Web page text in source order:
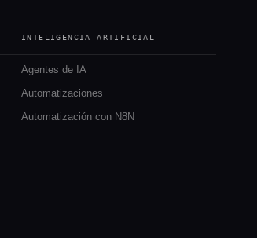
INTELIGENCIA ARTIFICIAL
Agentes de IA
Automatizaciones
Automatización con N8N